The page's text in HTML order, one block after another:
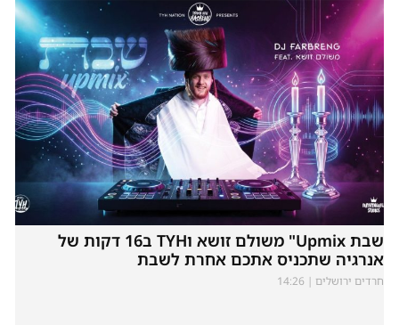
שבת Upmix" משולם זושא וTYH ב16 דקות של
אנרגיה שתכניס אתכם אחרת לשבת
חרדים ירושלים